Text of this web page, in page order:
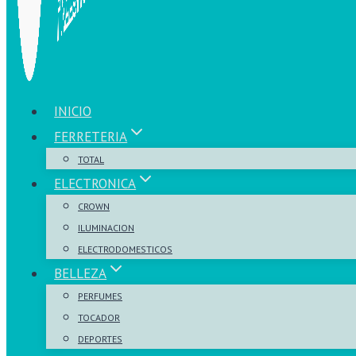
INICIO
FERRETERIA
TOTAL
ELECTRONICA
CROWN
ILUMINACION
ELECTRODOMESTICOS
BELLEZA
PERFUMES
TOCADOR
DEPORTES